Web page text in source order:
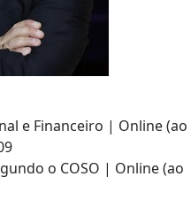
e Financeiro | Online (ao
o COSO | Online (ao